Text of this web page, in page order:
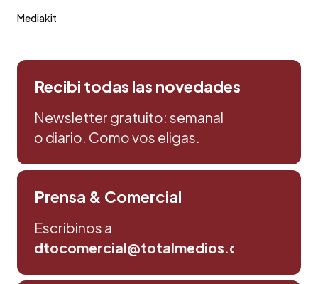
Mediakit
Recibi todas las novedades
Newsletter gratuito: semanal
o diario. Como vos eligas.
Prensa & Comercial
Escribinos a
dtocomercial@totalmedios.com